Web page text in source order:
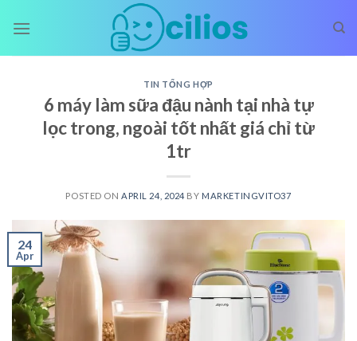
TIN TỔNG HỢP
6 máy làm sữa đậu nành tại nhà tự
lọc trong, ngoài tốt nhất giá chỉ từ
1tr
POSTED ON APRIL 24, 2024 BY MARKETINGVITO37
24
Apr